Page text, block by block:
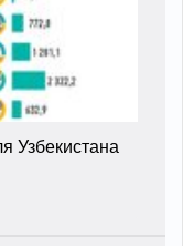
Узбекистана